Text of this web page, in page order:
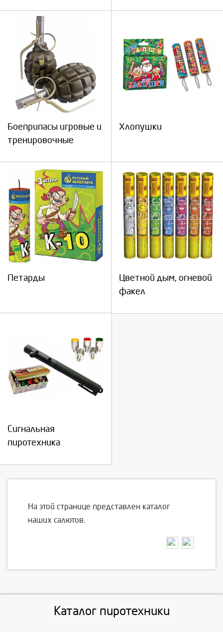
Боеприпасы игровые и
тренировочные
Хлопушки
Петарды
Цветной дым, огневой
факел
Сигнальная
пиротехника
На этой странице представлен каталог
наших салютов.
Каталог пиротехники